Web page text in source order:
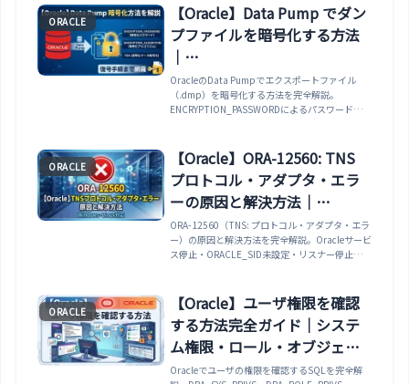
EMPTY_BLOB() による初期化・VARCHAR2 と
CLOB の相互変換・大きな CLOB を分割して処理
するパターンまで実例で解説します。
ORACLE
【Oracle】Data Pump でダン
プファイルを暗号化する方法
｜
ENCRYPTION_PASSWORD・
ENCRYPTION_ALGORITHM・
TDE・復号手順まで解説
OracleのData Pumpでエクスポートファイル
（.dmp）を暗号化する方法を完全解説。
ENCRYPTION_PASSWORDによるパスワード暗号
NLY/METADATA_ONLY/NONE）、
ENCRYPTION_ALGORITHM（AES128/192/256
）、Oracle Wallet（TDE）との連携、impdpで
の復号手順、parfileでの安全なパスワード管理、
ファイルレベル暗号化の限界とTDE比較まで網
羅。
ORACLE
【Oracle】ORA-12560: TNS
プロトコル・アダプタ・エラ
ーの原因と解決方法｜
Windows・Linux対応
ORA-12560（TNS: プロトコル・アダプタ・エラ
ー）の原因と解決方法を完全解説。Oracleサービ
ス停止・ORACLE_SID未設定・リスナー停止・
ORACLE
【Oracle】ユーザ権限を確認
する方法完全ガイド｜システ
ム権限・ロール・オブジェク
ト権限・スキーマ別・全SQL
Oracleでユーザの権限を確認するSQLを完全解